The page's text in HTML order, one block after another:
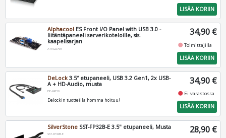
LISÄÄ KORIIN
Alphacool ES Front I/O Panel with USB 3.0 -
liitäntäpaneeli serverikoteloille, sis.
kaapelisarjan
AT1022799
34,90 €
fiber_manual_recordToimittajilla
LISÄÄ KORIIN
DeLock3.5″ etupaneeli, USB 3.2 Gen1, 2x USB-
A + HD-Audio, musta
DE-64150
Delockin tuotteilla homma hoituu!
34,90 €
fiber_manual_record Ei varastossa
LISÄÄ KORIIN
SilverStone SST-FP32B-E 3.5" etupaneeli, Musta
SST-FP32B-E 28,90 €